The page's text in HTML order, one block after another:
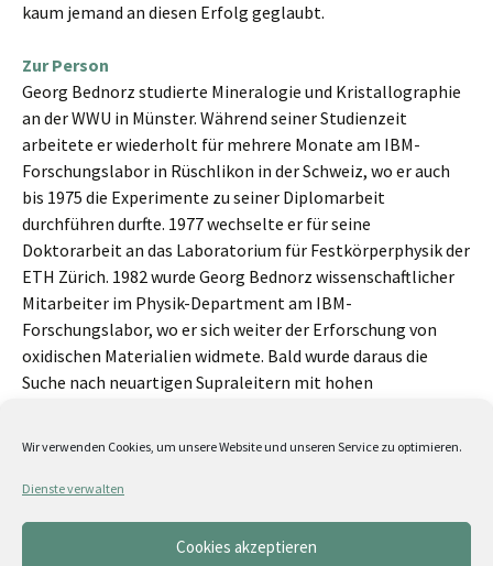
Wir verwenden Cookies, um unsere Website und unseren Service zu optimieren.
Dienste verwalten
Cookies akzeptieren
kaum jemand an diesen Erfolg geglaubt.
Zur Person
Georg Bednorz studierte Mineralogie und Kristallographie
an der WWU in Münster. Während seiner Studienzeit
arbeitete er wiederholt für mehrere Monate am IBM-
Forschungslabor in Rüschlikon in der Schweiz, wo er auch
bis 1975 die Experimente zu seiner Diplomarbeit
durchführen durfte. 1977 wechselte er für seine
Doktorarbeit an das Laboratorium für Festkörperphysik der
ETH Zürich. 1982 wurde Georg Bednorz wissenschaftlicher
Mitarbeiter im Physik-Department am IBM-
Forschungslabor, wo er sich weiter der Erforschung von
oxidischen Materialien widmete. Bald wurde daraus die
Suche nach neuartigen Supraleitern mit hohen
Kupferoxidverbindungen im Jahr 1986 erhielten Bednorz
bedeutende Ehrungen. 1987 wurden beide mit dem